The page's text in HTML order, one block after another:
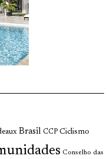
Brasil CCP Ciclismo
Conselho das